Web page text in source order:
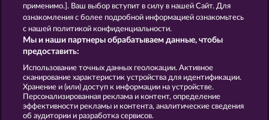
Заявление о конфиденциальности и
политике Cookie
О компании
Отправить Запрос об Отказе
применимо.]. Ваш выбор вступит в силу в нашей Сайт. Для
ознакомления с более подробной информацией ознакомьтесь
с нашей политикой конфиденциальности.
Мы и наши партнеры обрабатываем данные, чтобы
предоставить:
Использование точных данных геолокации. Активное
сканирование характеристик устройства для идентификации.
Хранение и (или) доступ к информации на устройстве.
Персонализированная реклама и контент, определение
эффективности рекламы и контента, аналитические сведения
об аудитории и разработка сервисов.